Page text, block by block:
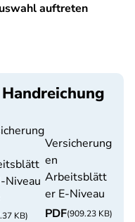
auftreten
Niveau
KB)
Versicherung
en
Arbeitsblätt
er E-Niveau
PDF(909.23 KB)